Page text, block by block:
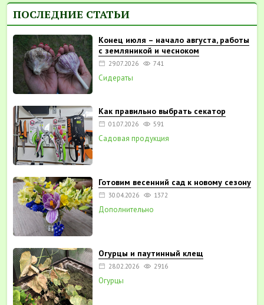
ПОСЛЕДНИЕ СТАТЬИ
Конец июля – начало августа, работы
с земляникой и чесноком
29.07.2026 741
Сидераты
Как правильно выбрать секатор
01.07.2026 591
Садовая продукция
Готовим весенний сад к новому сезону
30.04.2026 1372
Дополнительно
Огурцы и паутинный клещ
28.02.2026 2916
Огурцы